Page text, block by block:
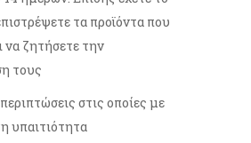
τα προϊόντα που
να ζητήσετε την
τους
στις οποίες με
υπαιτιότητα